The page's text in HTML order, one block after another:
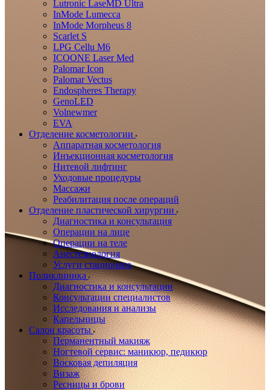
Lutronic LaseMD Ultra
InMode Lumecca
InMode Morpheus 8
Scarlet S
LPG Cellu M6
ICOONE Laser Med
Palomar Icon
Palomar Vectus
Endospheres Therapy
GenoLED
Volnewmer
EVA
Отделение косметологии
Аппаратная косметология
Инъекционная косметология
Нитевой лифтинг
Уходовые процедуры
Массажи
Реабилитация после операций
Отделение пластической хирургии
Диагностика и консультация
Операции на лице
Операции на теле
Анестезиология
Услуги стационара
Поликлиника
Диагностика и консультации
Консультации специалистов
Исследования и анализы
Капельницы
Салон красоты
Перманентный макияж
Ногтевой сервис: маникюр, педикюр
Восковая депиляция
Визаж
Ресницы и брови